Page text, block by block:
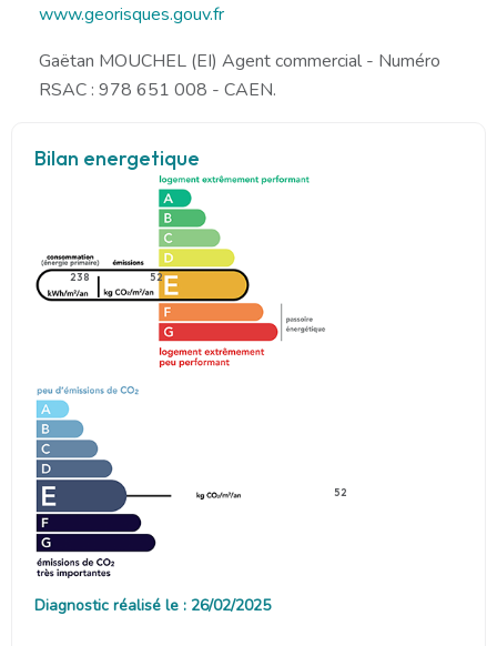
www.georisques.gouv.fr
Gaëtan MOUCHEL (EI) Agent commercial - Numéro
RSAC : 978 651 008 - CAEN.
Bilan energetique
238 52
52
Diagnostic réalisé le : 26/02/2025